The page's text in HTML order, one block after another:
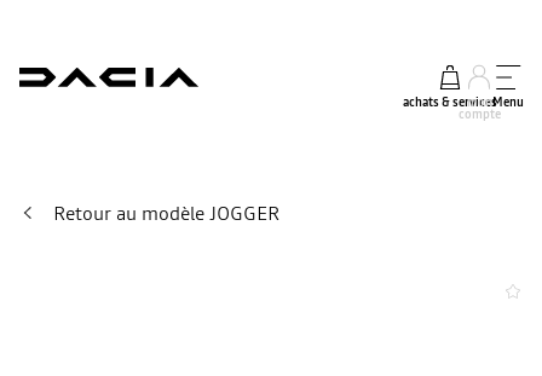
achats & services
mon
compte
Menu
Retour au modèle JOGGER